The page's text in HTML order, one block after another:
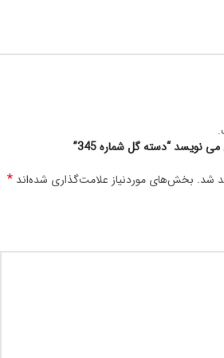
نویسد “دسته گل شماره 345”
شد. بخش‌های موردنیاز علامت‌گذاری شده‌اند *